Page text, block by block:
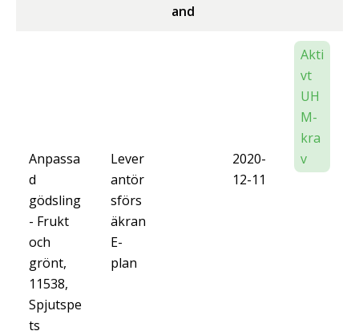
and
Anpassa
d
gödsling
- Frukt
och
grönt,
11538,
Spjutspe
ts
Lever
antör
sförs
äkran
E-
plan
2020-
12-11
Akti
vt
UH
M-
kra
v